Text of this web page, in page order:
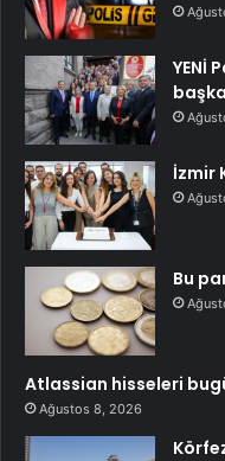
YENİ
İzmir
Bu
Atlassian hisseleri
Ağustos 8, 2026